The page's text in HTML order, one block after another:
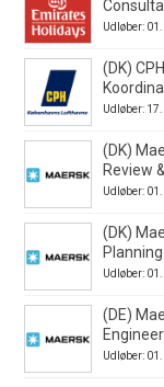
Udløber:
(DK)
Udløber:
(DK)
Review
Udløber:
(DK)
Udløber:
(DE)
Engineer
Udløber: